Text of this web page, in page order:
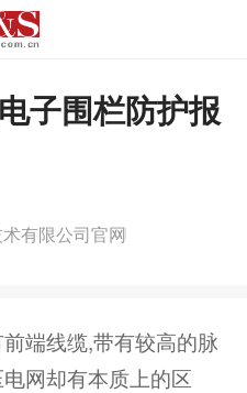
子围栏防护报
有限公司官网
端线缆,带有较高的脉
网却有本质上的区